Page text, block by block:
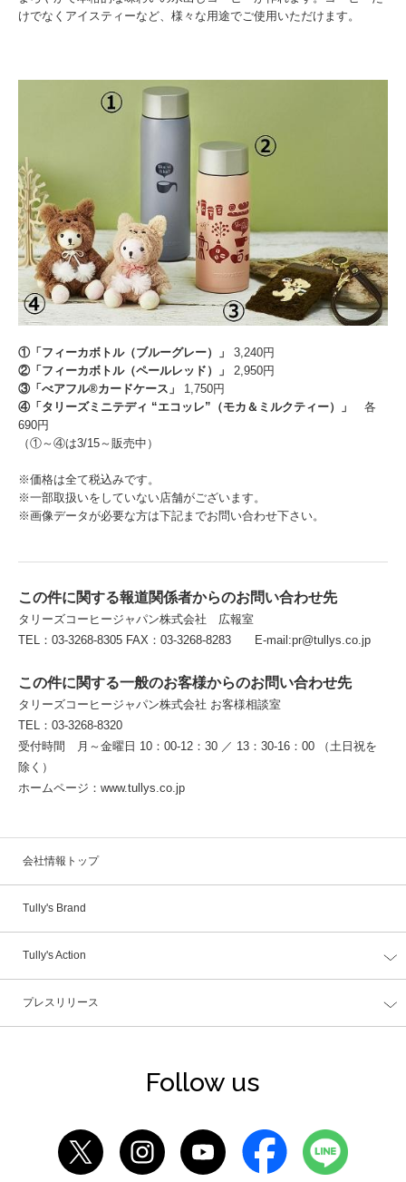
けでなくアイスティーなど、様々な用途でご使用いただけます。
①「フィーカボトル（ブルーグレー）」 3,240円
②「フィーカボトル（ペールレッド）」 2,950円
③「べアフル®カードケース」 1,750円
④「タリーズミニテディ “エコッレ”（モカ＆ミルクティー）」 各
690円
（①～④は3/15～販売中）
※価格は全て税込みです。
※一部取扱いをしていない店舗がございます。
※画像データが必要な方は下記までお問い合わせ下さい。
この件に関する報道関係者からのお問い合わせ先
タリーズコーヒージャパン株式会社 広報室
TEL：03-3268-8305 FAX：03-3268-8283 E-mail:pr@tullys.co.jp
この件に関する一般のお客様からのお問い合わせ先
タリーズコーヒージャパン株式会社 お客様相談室
TEL：03-3268-8320
受付時間 月～金曜日 10：00-12：30 ／ 13：30-16：00 （土日祝を
除く）
ホームページ：www.tullys.co.jp
会社情報トップ
Tully's Brand
Tully's Action
プレスリリース
Follow us